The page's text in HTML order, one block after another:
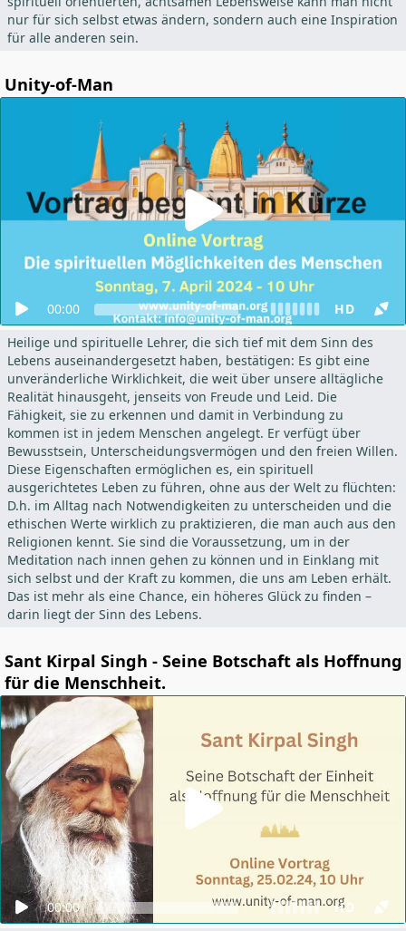
nur für sich selbst etwas ändern, sondern auch eine Inspiration
für alle anderen sein.
Unity-of-Man
00:00
HD
Heilige und spirituelle Lehrer, die sich tief mit dem Sinn des
Lebens auseinandergesetzt haben, bestätigen: Es gibt eine
unveränderliche Wirklichkeit, die weit über unsere alltägliche
Realität hinausgeht, jenseits von Freude und Leid. Die
Fähigkeit, sie zu erkennen und damit in Verbindung zu
kommen ist in jedem Menschen angelegt. Er verfügt über
Bewusstsein, Unterscheidungsvermögen und den freien Willen.
Diese Eigenschaften ermöglichen es, ein spirituell
ausgerichtetes Leben zu führen, ohne aus der Welt zu flüchten:
D.h. im Alltag nach Notwendigkeiten zu unterscheiden und die
ethischen Werte wirklich zu praktizieren, die man auch aus den
Religionen kennt. Sie sind die Voraussetzung, um in der
Meditation nach innen gehen zu können und in Einklang mit
sich selbst und der Kraft zu kommen, die uns am Leben erhält.
Das ist mehr als eine Chance, ein höheres Glück zu finden –
darin liegt der Sinn des Lebens.
Sant Kirpal Singh - Seine Botschaft als Hoffnung
für die Menschheit.
00:00
HD